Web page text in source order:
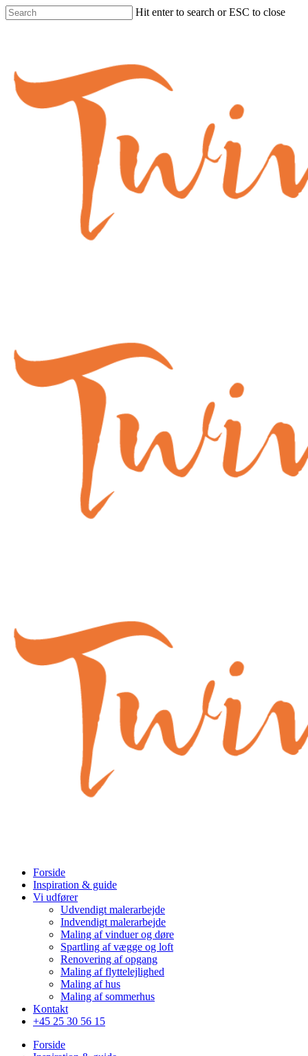
Skip
to
Hit enter to search or ESC to close
Menu
Forside
Inspiration & guide
Vi udfører
Udvendigt malerarbejde
Indvendigt malerarbejde
Maling af vinduer og døre
Spartling af vægge og loft
Renovering af opgang
Maling af flyttelejlighed
Maling af hus
Maling af sommerhus
Kontakt
+45 25 30 56 15
Forside